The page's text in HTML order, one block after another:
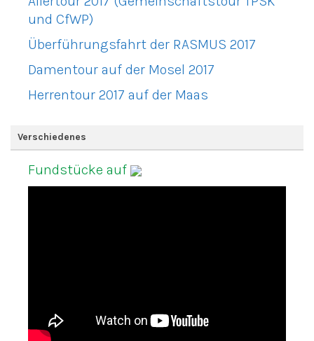
und CfWP)
Überführungsfahrt der RASMUS 2017
Damentour auf der Mosel 2017
Herrentour 2017 auf der Maas
Verschiedenes
Fundstücke auf